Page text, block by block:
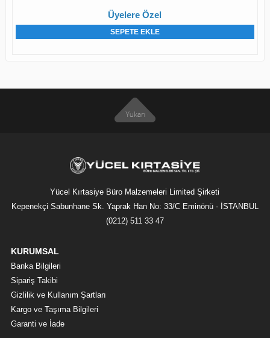
Üyelere Özel
SEPETE EKLE
Yücel Kırtasiye Büro Malzemeleri Limited Şirketi
Kepenekçi Sabunhane Sk. Yaprak Han No: 33/C Eminönü - İSTANBUL
(0212) 511 33 47
KURUMSAL
Banka Bilgileri
Sipariş Takibi
Gizlilik ve Kullanım Şartları
Kargo ve Taşıma Bilgileri
Garanti ve İade